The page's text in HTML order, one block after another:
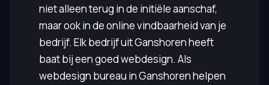
niet alleen terug in de initiële aanschaf,
maar ook in de online vindbaarheid van je
bedrijf. Elk bedrijf uit Ganshoren heeft
baat bij een goed webdesign. Als
webdesign bureau in Ganshoren helpen